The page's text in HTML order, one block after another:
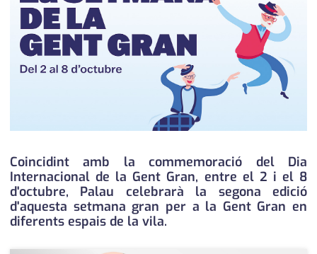
opinió
política
promo serveis
salut
serveis
Coincidint amb la commemoració del Dia
Internacional de la Gent Gran, entre el 2 i el 8
d'octubre, Palau celebrarà la segona edició
d'aquesta setmana gran per a la Gent Gran en
diferents espais de la vila.